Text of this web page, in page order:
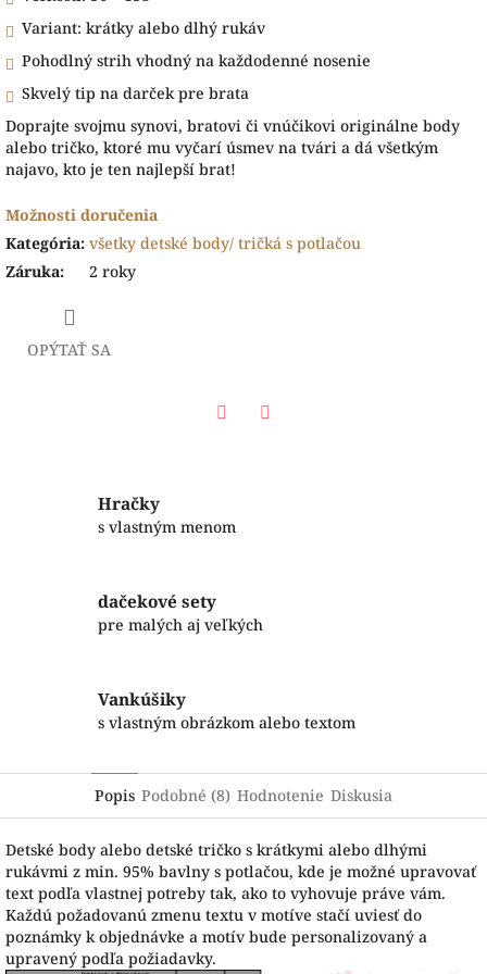
Variant: krátky alebo dlhý rukáv
Pohodlný strih vhodný na každodenné nosenie
Skvelý tip na darček pre brata
Doprajte svojmu synovi, bratovi či vnúčikovi originálne body
alebo tričko, ktoré mu vyčarí úsmev na tvári a dá všetkým
najavo, kto je ten najlepší brat!
Možnosti doručenia
Kategória: všetky detské body/ tričká s potlačou
Záruka: 2 roky
OPÝTAŤ SA
Hračky
s vlastným menom
dačekové sety
pre malých aj veľkých
Vankúšiky
s vlastným obrázkom alebo textom
Popis Podobné (8) Hodnotenie Diskusia
Detské body alebo detské tričko s krátkymi alebo dlhými
rukávmi z min. 95% bavlny s potlačou, kde je možné upravovať
text podľa vlastnej potreby tak, ako to vyhovuje práve vám.
Každú požadovanú zmenu textu v motíve stačí uviesť do
poznámky k objednávke a motív bude personalizovaný a
upravený podľa požiadavky.